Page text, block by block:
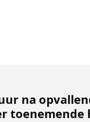
na
toenemende